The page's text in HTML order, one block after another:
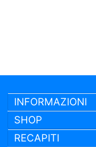
INFORMAZIONI
SHOP
RECAPITI